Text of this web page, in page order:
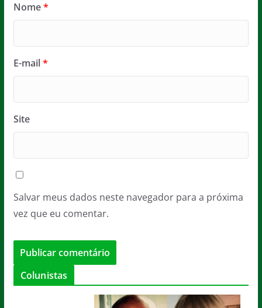
Nome*
E-mail*
Site
Salvar meus dados neste navegador para a próxima
vez que eu comentar.
Colunistas